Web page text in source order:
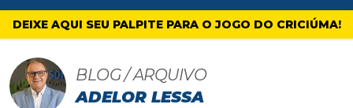
4oito
DEIXE AQUI SEU PALPITE PARA O JOGO DO CRICIÚMA!
BLOG / ARQUIVO
ADELOR LESSA